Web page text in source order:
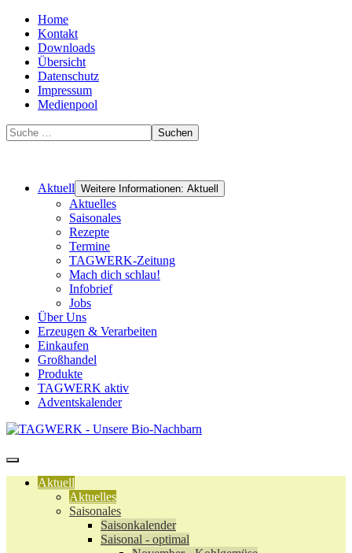
Home
Kontakt
Downloads
Übersicht
Datenschutz
Impressum
Medienpool
Suchen
Aktuell Weitere Informationen: Aktuell
Aktuelles
Saisonales
Rezepte
Termine
TAGWERK-Zeitung
Mach dich schlau!
Infobrief
Jobs
Über Uns
Erzeugen & Verarbeiten
Einkaufen
Großhandel
Produkte
TAGWERK aktiv
Adventskalender
Aktuell
Aktuelles
Saisonales
Saisonkalender
Saisonal - optimal